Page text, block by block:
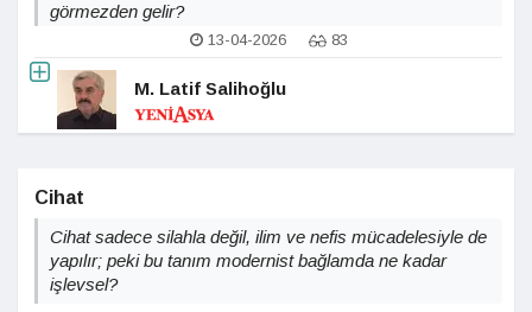
görmezden gelir?
13-04-2026 83
M. Latif Salihoğlu
Cihat
Cihat sadece silahla değil, ilim ve nefis mücadelesiyle de
yapılır; peki bu tanım modernist bağlamda ne kadar
işlevsel?